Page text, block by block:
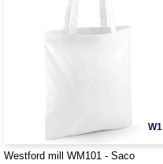
W1
Westford mill WM101 - Saco